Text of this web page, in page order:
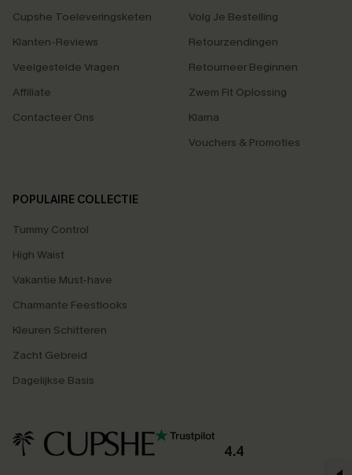
Cupshe Toeleveringsketen
Klanten-Reviews
Veelgestelde Vragen
Affiliate
Contacteer Ons
Volg Je Bestelling
Retourzendingen
Retourneer Beginnen
Zwem Fit Oplossing
Klarna
Vouchers & Promoties
POPULAIRE COLLECTIE
Tummy Control
High Waist
Vakantie Must-have
Charmante Feestlooks
Kleuren Schitteren
Zacht Gebreid
Dagelijkse Basis
4.4